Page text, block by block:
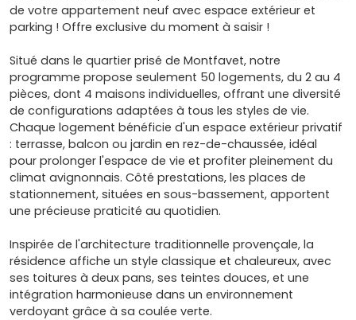
de votre appartement neuf avec espace extérieur et
parking ! Offre exclusive du moment à saisir !
Situé dans le quartier prisé de Montfavet, notre
programme propose seulement 50 logements, du 2 au 4
pièces, dont 4 maisons individuelles, offrant une diversité
de configurations adaptées à tous les styles de vie.
Chaque logement bénéficie d'un espace extérieur privatif
: terrasse, balcon ou jardin en rez-de-chaussée, idéal
pour prolonger l'espace de vie et profiter pleinement du
climat avignonnais. Côté prestations, les places de
stationnement, situées en sous-bassement, apportent
une précieuse praticité au quotidien.
Inspirée de l'architecture traditionnelle provençale, la
résidence affiche un style classique et chaleureux, avec
ses toitures à deux pans, ses teintes douces, et une
intégration harmonieuse dans un environnement
verdoyant grâce à sa coulée verte.